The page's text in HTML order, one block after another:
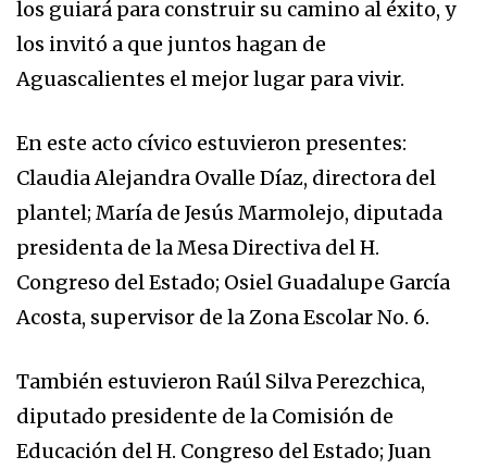
los guiará para construir su camino al éxito, y
los invitó a que juntos hagan de
Aguascalientes el mejor lugar para vivir.
En este acto cívico estuvieron presentes:
Claudia Alejandra Ovalle Díaz, directora del
plantel; María de Jesús Marmolejo, diputada
presidenta de la Mesa Directiva del H.
Congreso del Estado; Osiel Guadalupe García
Acosta, supervisor de la Zona Escolar No. 6.
También estuvieron Raúl Silva Perezchica,
diputado presidente de la Comisión de
Educación del H. Congreso del Estado; Juan